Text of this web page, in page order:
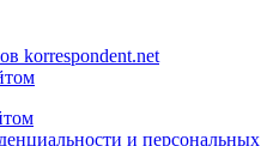
korrespondent.net
и персональных